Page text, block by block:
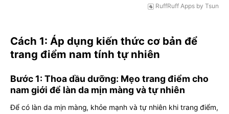
RuffRuff Apps by Tsun
Cách 1: Áp dụng kiến thức cơ bản để
trang điểm nam tính tự nhiên
Bước 1: Thoa dầu dưỡng: Mẹo trang điểm cho
nam giới để làn da mịn màng và tự nhiên
Để có làn da mịn màng, khỏe mạnh và tự nhiên khi trang điểm,